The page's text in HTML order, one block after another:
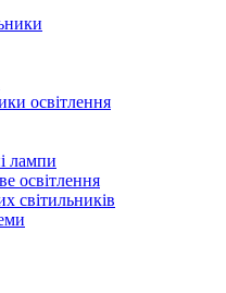
освітлення
лампи
освітлення
світильників